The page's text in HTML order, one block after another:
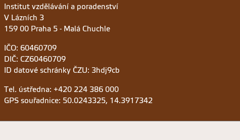
Institut vzdělávání a poradenství
V Lázních 3
159 00 Praha 5 - Malá Chuchle
IČO: 60460709
DIČ: CZ60460709
ID datové schránky ČZU: 3hdj9cb
Tel. ústředna: +420 224 386 000
GPS souřadnice: 50.0243325, 14.3917342